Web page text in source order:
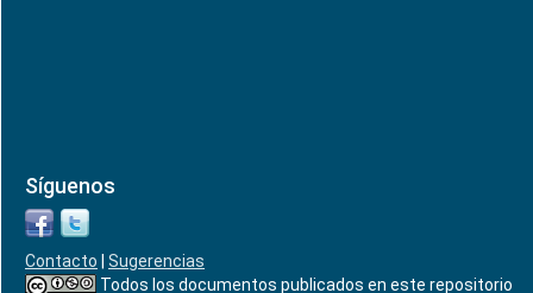
Síguenos
Contacto
Sugerencias
Todos los documentos publicados en este repositorio